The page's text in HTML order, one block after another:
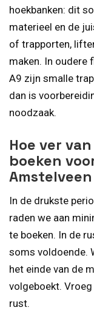
hoekbanken: dit
materieel en de
of trapporten,
maken. In oudere
A9 zijn smalle
dan is
noodzaak.
Hoe ver
boeken
In de drukste
raden we aan
te boeken. In de
soms voldoende.
het einde van de
volgeboekt.
rust.